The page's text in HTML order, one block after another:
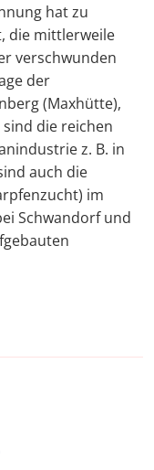
hat zu
die mittlerweile
verschwunden
der
(Maxhütte),
die reichen
z. B. in
auch die
im
Schwandorf und